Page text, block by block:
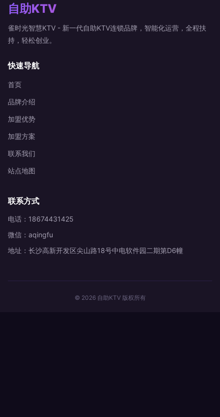
自助KTV
雀时光智慧KTV - 新一代自助KTV连锁品牌，智能化运营，全程扶
持，轻松创业。
快速导航
首页
品牌介绍
加盟优势
加盟方案
联系我们
站点地图
联系方式
电话：18674431425
微信：aqingfu
地址：长沙高新开发区尖山路18号中电软件园二期第D6幢
© 2026 自助KTV 版权所有